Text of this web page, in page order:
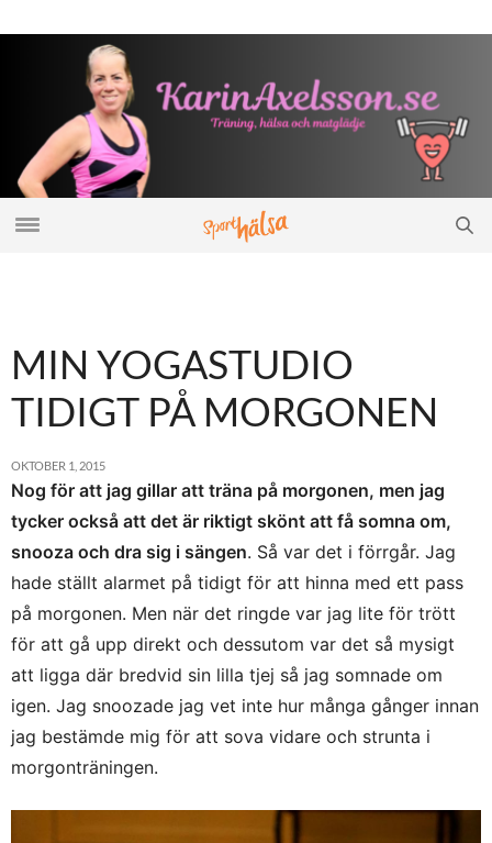
MIN YOGASTUDIO
TIDIGT PÅ MORGONEN
OKTOBER 1, 2015
Nog för att jag gillar att träna på morgonen, men jag
tycker också att det är riktigt skönt att få somna om,
snooza och dra sig i sängen. Så var det i förrgår. Jag
hade ställt alarmet på tidigt för att hinna med ett pass
på morgonen. Men när det ringde var jag lite för trött
för att gå upp direkt och dessutom var det så mysigt
att ligga där bredvid sin lilla tjej så jag somnade om
igen. Jag snoozade jag vet inte hur många gånger innan
jag bestämde mig för att sova vidare och strunta i
morgonträningen.